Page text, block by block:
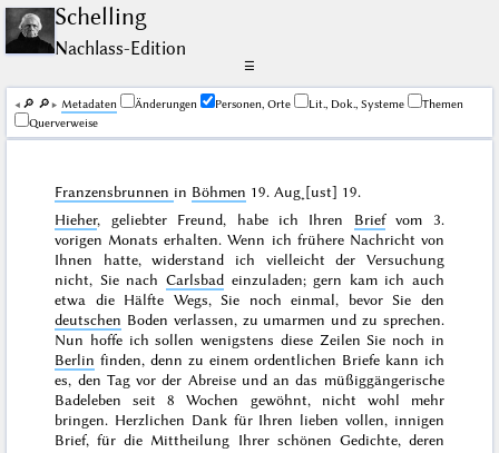
Schelling
Nachlass-Edition
☰
🔎︎ 🔎︎ Me­ta­da­ten Änderungen Personen, Orte Lit., Dok., Systeme
Themen
Querverweise
Franzensbrunnen in Böhmen 19. Aug˖[ust] 19.
Hieher, geliebter Freund, habe ich Ihren Briefvom 3.
vorigen Monats erhalten. Wenn ich frühere Nachricht von
Ihnen hatte, widerstand ich vielleicht der Versuchung
nicht, Sie nach Carlsbadeinzuladen; gern kam ich auch
etwa die Hälfte Wegs, Sie noch einmal, bevor Sie den
deutschen Boden verlassen, zu umarmen und zu sprechen.
Nun hoffe ich sollen wenigstens diese Zeilen Sie noch in
Berlin finden, denn zu einem ordentlichen Briefe kann ich
es, den Tag vor der Abreise und an das müßiggängerische
Badeleben seit 8 Wochen gewöhnt, nicht wohl mehr
bringen. Herzlichen Dank für Ihren lieben vollen, innigen
Brief, für die Mittheilung Ihrer schönen Gedichte, deren